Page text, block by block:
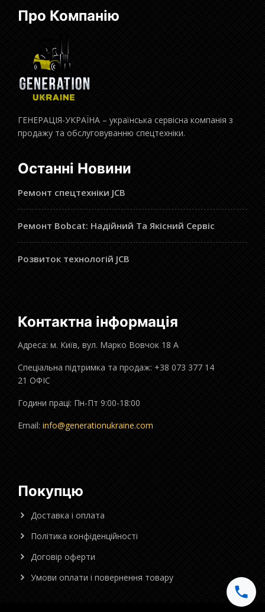
Про Компанію
ГЕНЕРАЦІЯ-УКРАЇНА – українська сервісна компанія з
продажу та обслуговуванню спецтехніки.
Останні Новини
Ремонт спецтехніки JCB
Ремонт Bobcat: Надійний Та Якісний Сервіс
Розвиток технологій JCB
Контактна інформація
Адреса: м. Київ, вул. Марко Вовчок 18 А
Спеціальна підтримка та продаж: +38 073 377 14
21 ОФІС
Години праці: Пн-Пт 9:00-18:00
Email: info@generationukraine.com
Покупцю
Доставка і оплата
Політика конфіденційності
Договір оферти
Умови оплати і повернення товару